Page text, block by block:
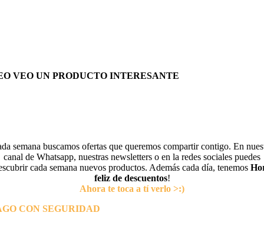
VEO UN PRODUCTO INTERESANTE
semana buscamos ofertas que queremos compartir contigo. En
canal de Whatsapp, nuestras newsletters o en la redes sociales puedes
cada semana nuevos productos. Además cada día, tenemos
feliz de descuentos!
Ahora te toca a tí verlo >:)
CON SEGURIDAD